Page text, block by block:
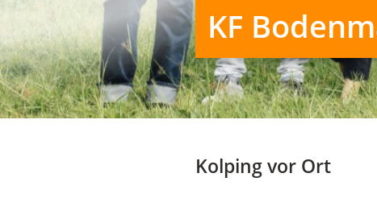
KF
Kolping vor Ort